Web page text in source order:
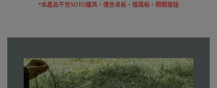
*本產品不含SOTO爐具，僅含桌板、擋風板、開關旋鈕